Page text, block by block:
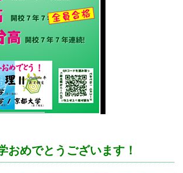
めでとうございます！